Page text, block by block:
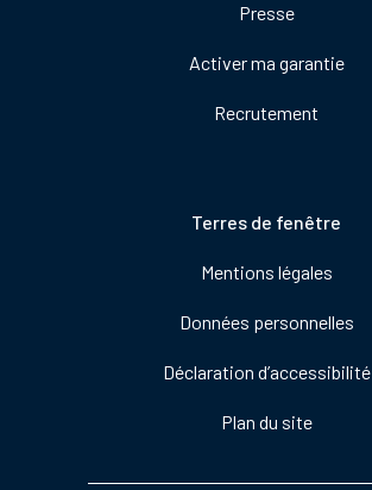
Presse
Activer ma garantie
Recrutement
Terres de fenêtre
Mentions légales
Données personnelles
Déclaration d’accessibilité
Plan du site